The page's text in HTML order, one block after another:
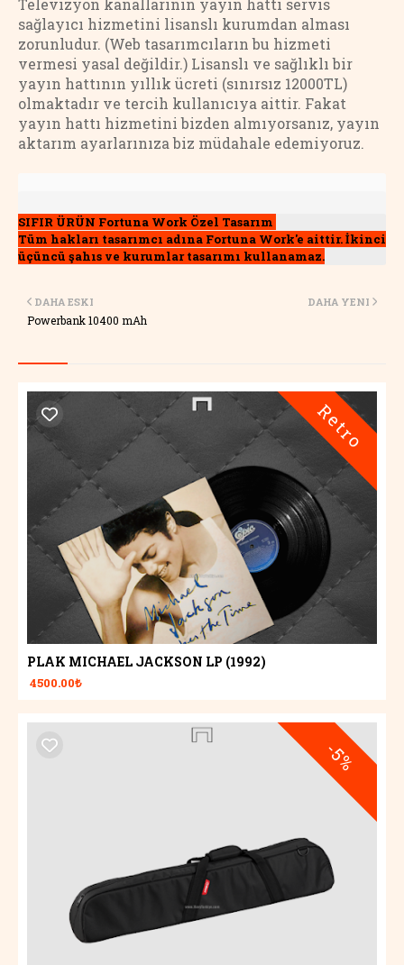
Televizyon kanallarının yayın hattı servis
sağlayıcı hizmetini lisanslı kurumdan alması
zorunludur. (Web tasarımcıların bu hizmeti
vermesi yasal değildir.) Lisanslı ve sağlıklı bir
yayın hattının yıllık ücreti (sınırsız 12000TL)
olmaktadır ve tercih kullanıcıya aittir. Fakat
yayın hattı hizmetini bizden almıyorsanız, yayın
aktarım ayarlarınıza biz müdahale edemiyoruz.
SIFIR ÜRÜN Fortuna Work Özel Tasarım
Tüm hakları tasarımcı adına Fortuna Work'e aittir. İkinci
üçüncü şahıs ve kurumlar tasarımı kullanamaz.
DAHA YENI
DAHA ESKI
Powerbank 10400 mAh
Retro
PLAK MICHAEL JACKSON LP (1992)
4500.00₺
-5%